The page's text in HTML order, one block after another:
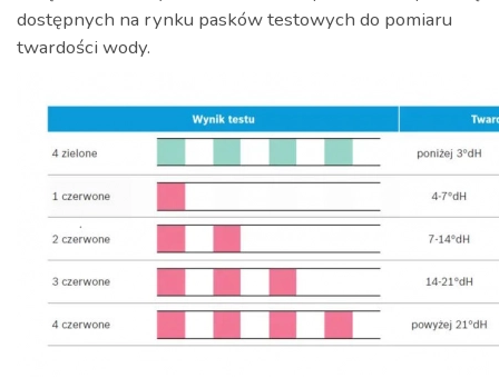
dostępnych na rynku pasków testowych do pomiaru
twardości wody.